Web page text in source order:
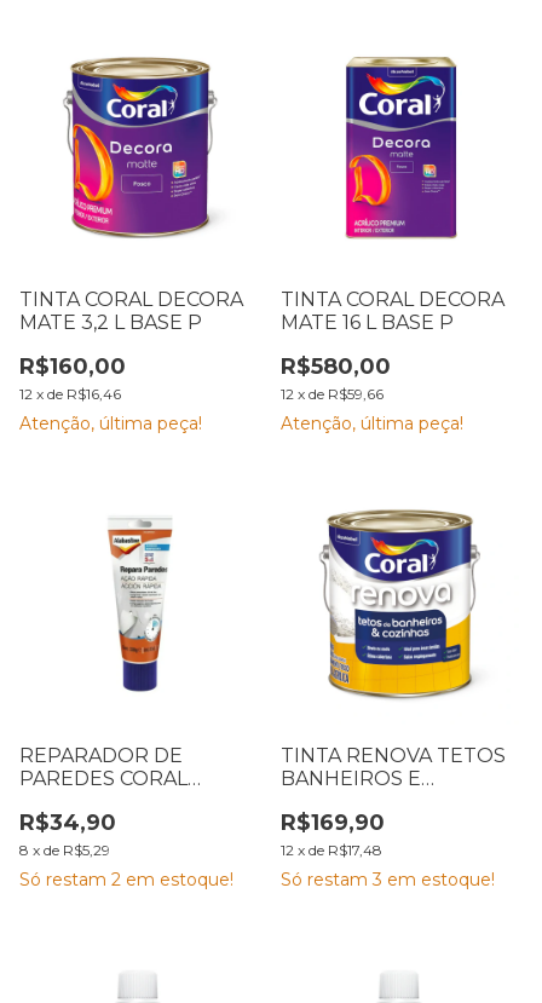
TINTA CORAL DECORA
MATE 3,2 L BASE P
R$160,00
12 x de R$16,46
Atenção, última peça!
TINTA CORAL DECORA
MATE 16 L BASE P
R$580,00
12 x de R$59,66
Atenção, última peça!
REPARADOR DE
PAREDES CORAL
R$34,90
8 x de R$5,29
Só restam 2 em estoque!
TINTA RENOVA TETOS
BANHEIROS E
L CORAL
R$169,90
12 x de R$17,48
Só restam3 em estoque!